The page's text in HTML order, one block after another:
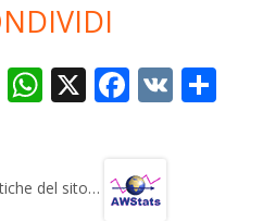
T
gr
W
s
X F
b
V
del sito…